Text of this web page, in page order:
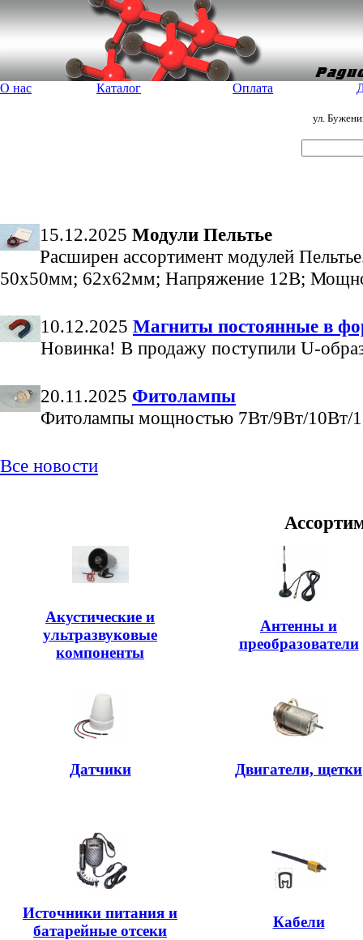
О нас Каталог Оплата
ул.
15.12.2025 Модули Пельтье
Расширен ассортимент модулей
50х50мм; 62х62мм; Напряжение 12В;
10.12.2025 Магниты постоянные в
Новинка! В продажу поступили U-
20.11.2025 Фитолампы
Фитолампы мощностью 7Вт/9Вт/10Вт/
Все новости
Акустические и
ультразвуковые
компоненты
Антенны и
преобразователи
Датчики Двигатели, щетки
Источники питания и
батарейные отсеки
Кабели